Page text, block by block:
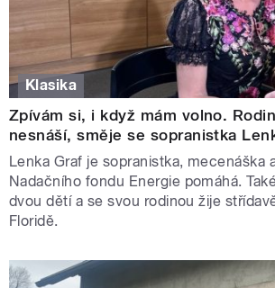
Klasika
Zpívám si, i když mám volno.
nesnáší, směje se sopranistka
Lenka Graf je sopranistka, mecenáška
Nadačního fondu Energie pomáhá.
dvou dětí a se svou rodinou žije
Floridě.